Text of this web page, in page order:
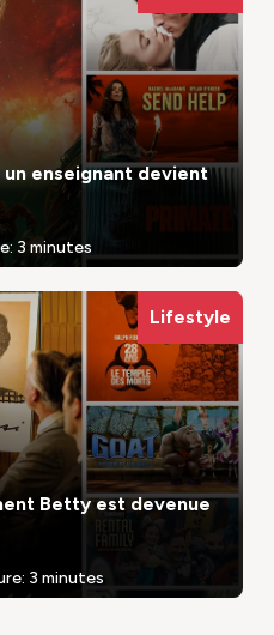
un enseignant devient
3 minutes
Lifestyle
Betty est devenue
3 minutes